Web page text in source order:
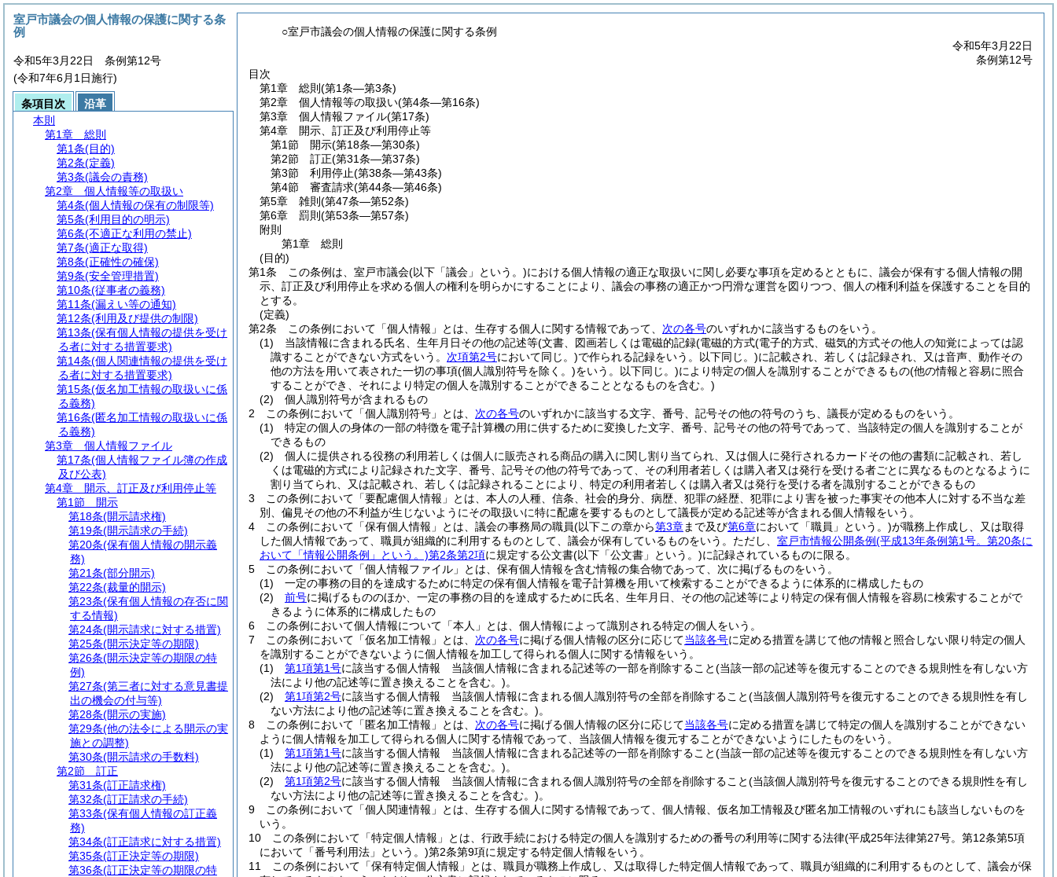
○室戸市議会の個人情報の保護に関する条例
令和5年3月22日
条例第12号
目次
第1章
総則 (第1条―第3条)
第2章
個人情報等の取扱い(第4条―第16条)
第3章
個人情報ファイル(第17条)
第4章
開示、訂正及び利用停止等
第1節
開示(第18条―第30条)
第2節
訂正(第31条―第37条)
第3節
利用停止(第38条―第43条)
第4節
審査請求(第44条―第46条)
第5章
雑則 (第47条―第52条)
第6章
罰則 (第53条―第57条)
附則
第1章
総則
(目的)
第1条
この条例は、室戸市議会(以下「議会」という。)における個人情報の適正な取扱いに関し必要な事項を定めるとともに、議会が保有する個人情報の開
示、訂正及び利用停止を求める個人の権利を明らかにすることにより、議会の事務の適正かつ円滑な運営を図りつつ、個人の権利利益を保護することを目的
とする。
(定義)
第2条
この条例において「個人情報」とは、生存する個人に関する情報であって、 次の各号のいずれかに該当するものをいう。
(1)
当該情報に含まれる氏名、生年月日その他の記述等(文書、図画若しくは電磁的記録(電磁的方式(電子的方式、磁気的方式その他人の知覚によっては認
識することができない方式をいう。 次項第2号において同じ。)で作られる記録をいう。以下同じ。)に記載され、若しくは記録され、又は音声、動作その
他の方法を用いて表された一切の事項(個人識別符号を除く。)をいう。以下同じ。)により特定の個人を識別することができるもの(他の情報と容易に照合
することができ、それにより特定の個人を識別することができることとなるものを含む。)
(2)
個人識別符号が含まれるもの
2
この条例において「個人識別符号」とは、 次の各号のいずれかに該当する文字、番号、記号その他の符号のうち、議長が定めるものをいう。
(1)
特定の個人の身体の一部の特徴を電子計算機の用に供するために変換した文字、番号、記号その他の符号であって、当該特定の個人を識別することが
できるもの
(2)
個人に提供される役務の利用若しくは個人に販売される商品の購入に関し割り当てられ、又は個人に発行されるカードその他の書類に記載され、若し
くは電磁的方式により記録された文字、番号、記号その他の符号であって、その利用者若しくは購入者又は発行を受ける者ごとに異なるものとなるように
割り当てられ、又は記載され、若しくは記録されることにより、特定の利用者若しくは購入者又は発行を受ける者を識別することができるもの
3
この条例において「要配慮個人情報」とは、本人の人種、信条、社会的身分、病歴、犯罪の経歴、犯罪により害を被った事実その他本人に対する不当な差
別、偏見その他の不利益が生じないようにその取扱いに特に配慮を要するものとして議長が定める記述等が含まれる個人情報をいう。
4
この条例において「保有個人情報」とは、議会の事務局の職員(以下この章から第3章まで及び第6章において「職員」という。)が職務上作成し、又は取得
した個人情報であって、職員が組織的に利用するものとして、議会が保有しているものをいう。 ただし、 室戸市情報公開条例(平成13年条例第1号。第20条に
おいて「情報公開条例」という。)第2条第2項に規定する公文書(以下「公文書」という。)に記録されているものに限る。
5
この条例において「個人情報ファイル」とは、保有個人情報を含む情報の集合物であって、次に掲げるものをいう。
(1)
一定の事務の目的を達成するために特定の保有個人情報を電子計算機を用いて検索することができるように体系的に構成したもの
(2)
前号に掲げるもののほか、一定の事務の目的を達成するために氏名、生年月日、その他の記述等により特定の保有個人情報を容易に検索することがで
きるように体系的に構成したもの
6
この条例において個人情報について「本人」とは、個人情報によって識別される特定の個人をいう。
7
この条例において「仮名加工情報」とは、 次の各号に掲げる個人情報の区分に応じて当該各号に定める措置を講じて他の情報と照合しない限り特定の個人
を識別することができないように個人情報を加工して得られる個人に関する情報をいう。
(1)
第1項第1号に該当する個人情報 当該個人情報に含まれる記述等の一部を削除すること(当該一部の記述等を復元することのできる規則性を有しない方
法により他の記述等に置き換えることを含む。)。
(2)
第1項第2号に該当する個人情報 当該個人情報に含まれる個人識別符号の全部を削除すること(当該個人識別符号を復元することのできる規則性を有し
ない方法により他の記述等に置き換えることを含む。)。
8
この条例において「匿名加工情報」とは、 次の各号に掲げる個人情報の区分に応じて当該各号に定める措置を講じて特定の個人を識別することができない
ように個人情報を加工して得られる個人に関する情報であって、当該個人情報を復元することができないようにしたものをいう。
(1)
第1項第1号に該当する個人情報 当該個人情報に含まれる記述等の一部を削除すること(当該一部の記述等を復元することのできる規則性を有しない方
法により他の記述等に置き換えることを含む。)。
(2)
第1項第2号に該当する個人情報 当該個人情報に含まれる個人識別符号の全部を削除すること(当該個人識別符号を復元することのできる規則性を有し
ない方法により他の記述等に置き換えることを含む。)。
9
この条例において「個人関連情報」とは、生存する個人に関する情報であって、個人情報、仮名加工情報及び匿名加工情報のいずれにも該当しないものを
いう。
10
この条例において「特定個人情報」とは、行政手続における特定の個人を識別するための番号の利用等に関する法律(平成25年法律第27号。第12条第5項
において「番号利用法」という。)第2条第9項に規定する特定個人情報をいう。
11
この条例において「保有特定個人情報」とは、職員が職務上作成し、又は取得した特定個人情報であって、職員が組織的に利用するものとして、議会が保
室戸市議会の個人情報の保護に関する条
例
令和5年3月22日 条例第12号
(令和7年6月1日施行)
条項目次
沿革
本則
第1章
総則
第1条(目的)
第2条(定義)
第3条(議会の責務)
第2章
個人情報等の取扱い
第4条(個人情報の保有の制限等)
第5条(利用目的の明示)
第6条(不適正な利用の禁止)
第7条(適正な取得)
第8条(正確性の確保)
第9条(安全管理措置)
第10条(従事者の義務)
第11条(漏えい等の通知)
第12条(利用及び提供の制限)
第13条(保有個人情報の提供を受け
る者に対する措置要求)
第14条(個人関連情報の提供を受け
る者に対する措置要求)
第15条(仮名加工情報の取扱いに係
る義務)
第16条(匿名加工情報の取扱いに係
る義務)
第3章
個人情報ファイル
第17条(個人情報ファイル簿の作成
及び公表)
第4章
開示、訂正及び利用停止等
第1節
開示
第18条(開示請求権)
第19条(開示請求の手続)
第20条(保有個人情報の開示義
務)
第21条(部分開示)
第22条(裁量的開示)
第23条(保有個人情報の存否に関
する情報)
第24条(開示請求に対する措置)
第25条(開示決定等の期限)
第26条(開示決定等の期限の特
例)
第27条(第三者に対する意見書提
出の機会の付与等)
第28条(開示の実施)
第29条(他の法令による開示の実
施との調整)
第30条(開示請求の手数料)
第2節
訂正
第31条(訂正請求権)
第32条(訂正請求の手続)
第33条(保有個人情報の訂正義
務)
第34条(訂正請求に対する措置)
第35条(訂正決定等の期限)
第36条(訂正決定等の期限の特